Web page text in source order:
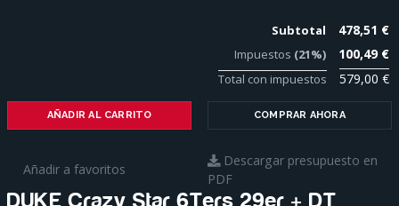
Subtotal 478,51 €
Impuestos (21%) 100,49 €
Total con impuestos 579,00 €
AÑADIR AL CARRITO COMPRAR AHORA
Añadir a favoritos
Descargar presupuesto en
PDF
DUKE Crazy Star 6Ters 29er + DT